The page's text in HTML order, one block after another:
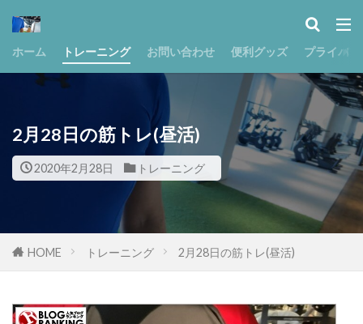
ホーム トレーニング お問い合わせ 便利グッズ プライバ
2月28日の筋トレ(昼活)
2020年2月28日 トレーニング
HOME トレーニング 2月28日の筋トレ(昼活)